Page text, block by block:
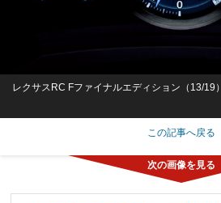
レクサスRC Fファイナルエディション（13/19）
この記事へ戻る